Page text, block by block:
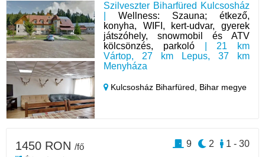
Szilveszter Biharfüred Kulcsosház
|Wellness: Szauna; étkező,
konyha, WIFI, kert-udvar, gyerek
játszóhely, snowmobil és ATV
kölcsönzés, parkoló| 21 km
Vártop, 27 km Lepus, 37 km
Menyháza
Kulcsosház Biharfüred, Bihar megye
1450 RON /fő 1 - 30
2
9